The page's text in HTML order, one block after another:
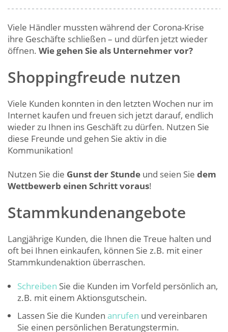
Viele Händler mussten während der Corona-Krise
ihre Geschäfte schließen – und dürfen jetzt wieder
öffnen. Wie gehen Sie als Unternehmer vor?
Shoppingfreude nutzen
Viele Kunden konnten in den letzten Wochen nur im
Internet kaufen und freuen sich jetzt darauf, endlich
wieder zu Ihnen ins Geschäft zu dürfen. Nutzen Sie
diese Freunde und gehen Sie aktiv in die
Kommunikation!
Nutzen Sie die Gunst der Stunde und seien Sie dem
Wettbewerb einen Schritt voraus!
Stammkundenangebote
Langjährige Kunden, die Ihnen die Treue halten und
oft bei Ihnen einkaufen, können Sie z.B. mit einer
Stammkundenaktion überraschen.
Schreiben Sie die Kunden im Vorfeld persönlich an,
z.B. mit einem Aktionsgutschein.
Lassen Sie die Kunden anrufen und vereinbaren
Sie einen persönlichen Beratungstermin.